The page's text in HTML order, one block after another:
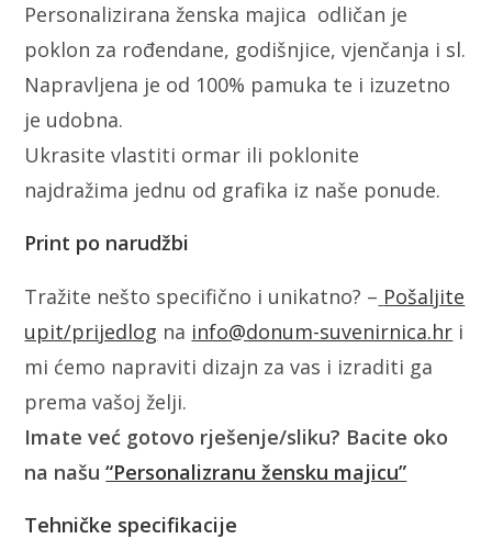
Personalizirana ženska majica odličan je
poklon za rođendane, godišnjice, vjenčanja i sl.
Napravljena je od 100% pamuka te i izuzetno
je udobna.
Ukrasite vlastiti ormar ili poklonite
najdražima jednu od grafika iz naše ponude.
Print po narudžbi
Tražite nešto specifično i unikatno? – Pošaljite
upit/prijedlog na info@donum-suvenirnica.hr i
mi ćemo napraviti dizajn za vas i izraditi ga
prema vašoj želji.
Imate već gotovo rješenje/sliku? Bacite oko
na našu“Personalizranu žensku majicu”
Tehničke specifikacije